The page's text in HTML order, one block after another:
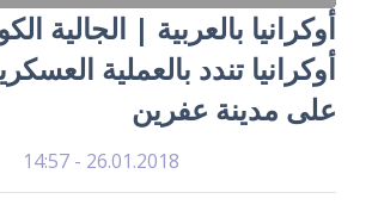
أوكرانيا بالعربية | الجالية
أوكرانيا تندد بالعملية
على مدينة عفرين
26.01.2018 - 14:57